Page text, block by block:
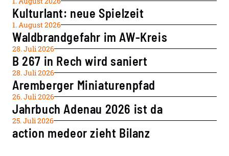
Kulturlant: neue Spielzeit
1. August 2026
Waldbrandgefahr im AW-Kreis
28. Juli 2026
B 267 in Rech wird saniert
28. Juli 2026
Aremberger Miniaturenpfad
26. Juli 2026
Jahrbuch Adenau 2026 ist da
25. Juli 2026
action medeor zieht Bilanz